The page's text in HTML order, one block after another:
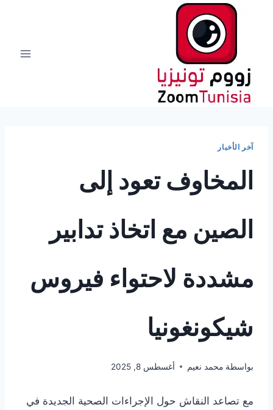
آخر الأخبار
المخاوف تعود إلى
الصين مع اتخاذ تدابير
مشددة لاحتواء فيروس
شيكونغونيا
بواسطة محمد نعيم أغسطس 8, 2025
مع تصاعد النقاش حول الإجراءات الصحية الجديدة في